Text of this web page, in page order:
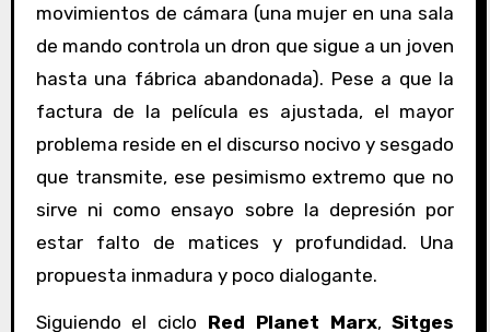
movimientos de cámara (una mujer en una sala
de mando controla un dron que sigue a un joven
hasta una fábrica abandonada). Pese a que la
factura de la película es ajustada, el mayor
problema reside en el discurso nocivo y sesgado
que transmite, ese pesimismo extremo que no
sirve ni como ensayo sobre la depresión por
estar falto de matices y profundidad. Una
propuesta inmadura y poco dialogante.
Siguiendo el ciclo Red Planet Marx,Sitges